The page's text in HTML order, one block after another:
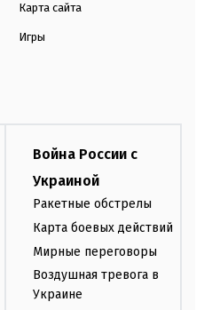
Карта сайта
Игры
Война России с
Украиной
Ракетные обстрелы
Карта боевых действий
Мирные переговоры
Воздушная тревога в
Украине